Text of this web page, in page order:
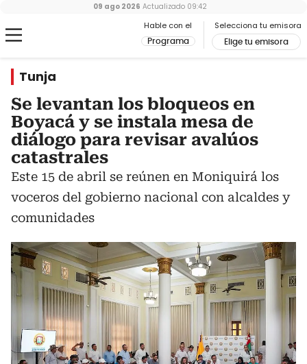
Hable con el
Programa
Selecciona tu emisora
Elige tu emisora
09 ago 2026 Actualizado 09:42
Tunja
Se levantan los bloqueos en
Boyacá y se instala mesa de
diálogo para revisar avalúos
catastrales
Este 15 de abril se reúnen en Moniquirá los
voceros del gobierno nacional con alcaldes y
comunidades